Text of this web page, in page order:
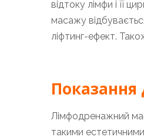
відтоку лімфи і її
масажу
ліфтинг-ефект.
Лімфодренажний
такими естетичними